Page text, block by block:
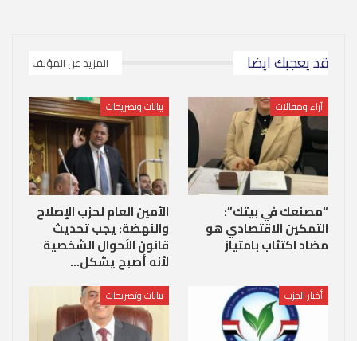
قد يعجبك ايضا المزيد عن المؤلف
آراء ومقالات
“مصنعك في بيتك”:
التمكين الاقتصادي هو
مضاد اكتئاب بامتياز
بيانات وتصريحات
الأمين العام لحزب الإصلاح
والنهضة: يجب تحديث
قانون الأحوال الشخصية
لأنه أصبح يشكل…
أخبار الحزب بيانات وتصريحات